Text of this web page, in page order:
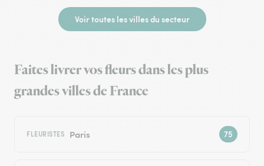
Voir toutes les villes du secteur
Faites livrer vos fleurs dans les plus
grandes villes de France
FLEURISTES Paris